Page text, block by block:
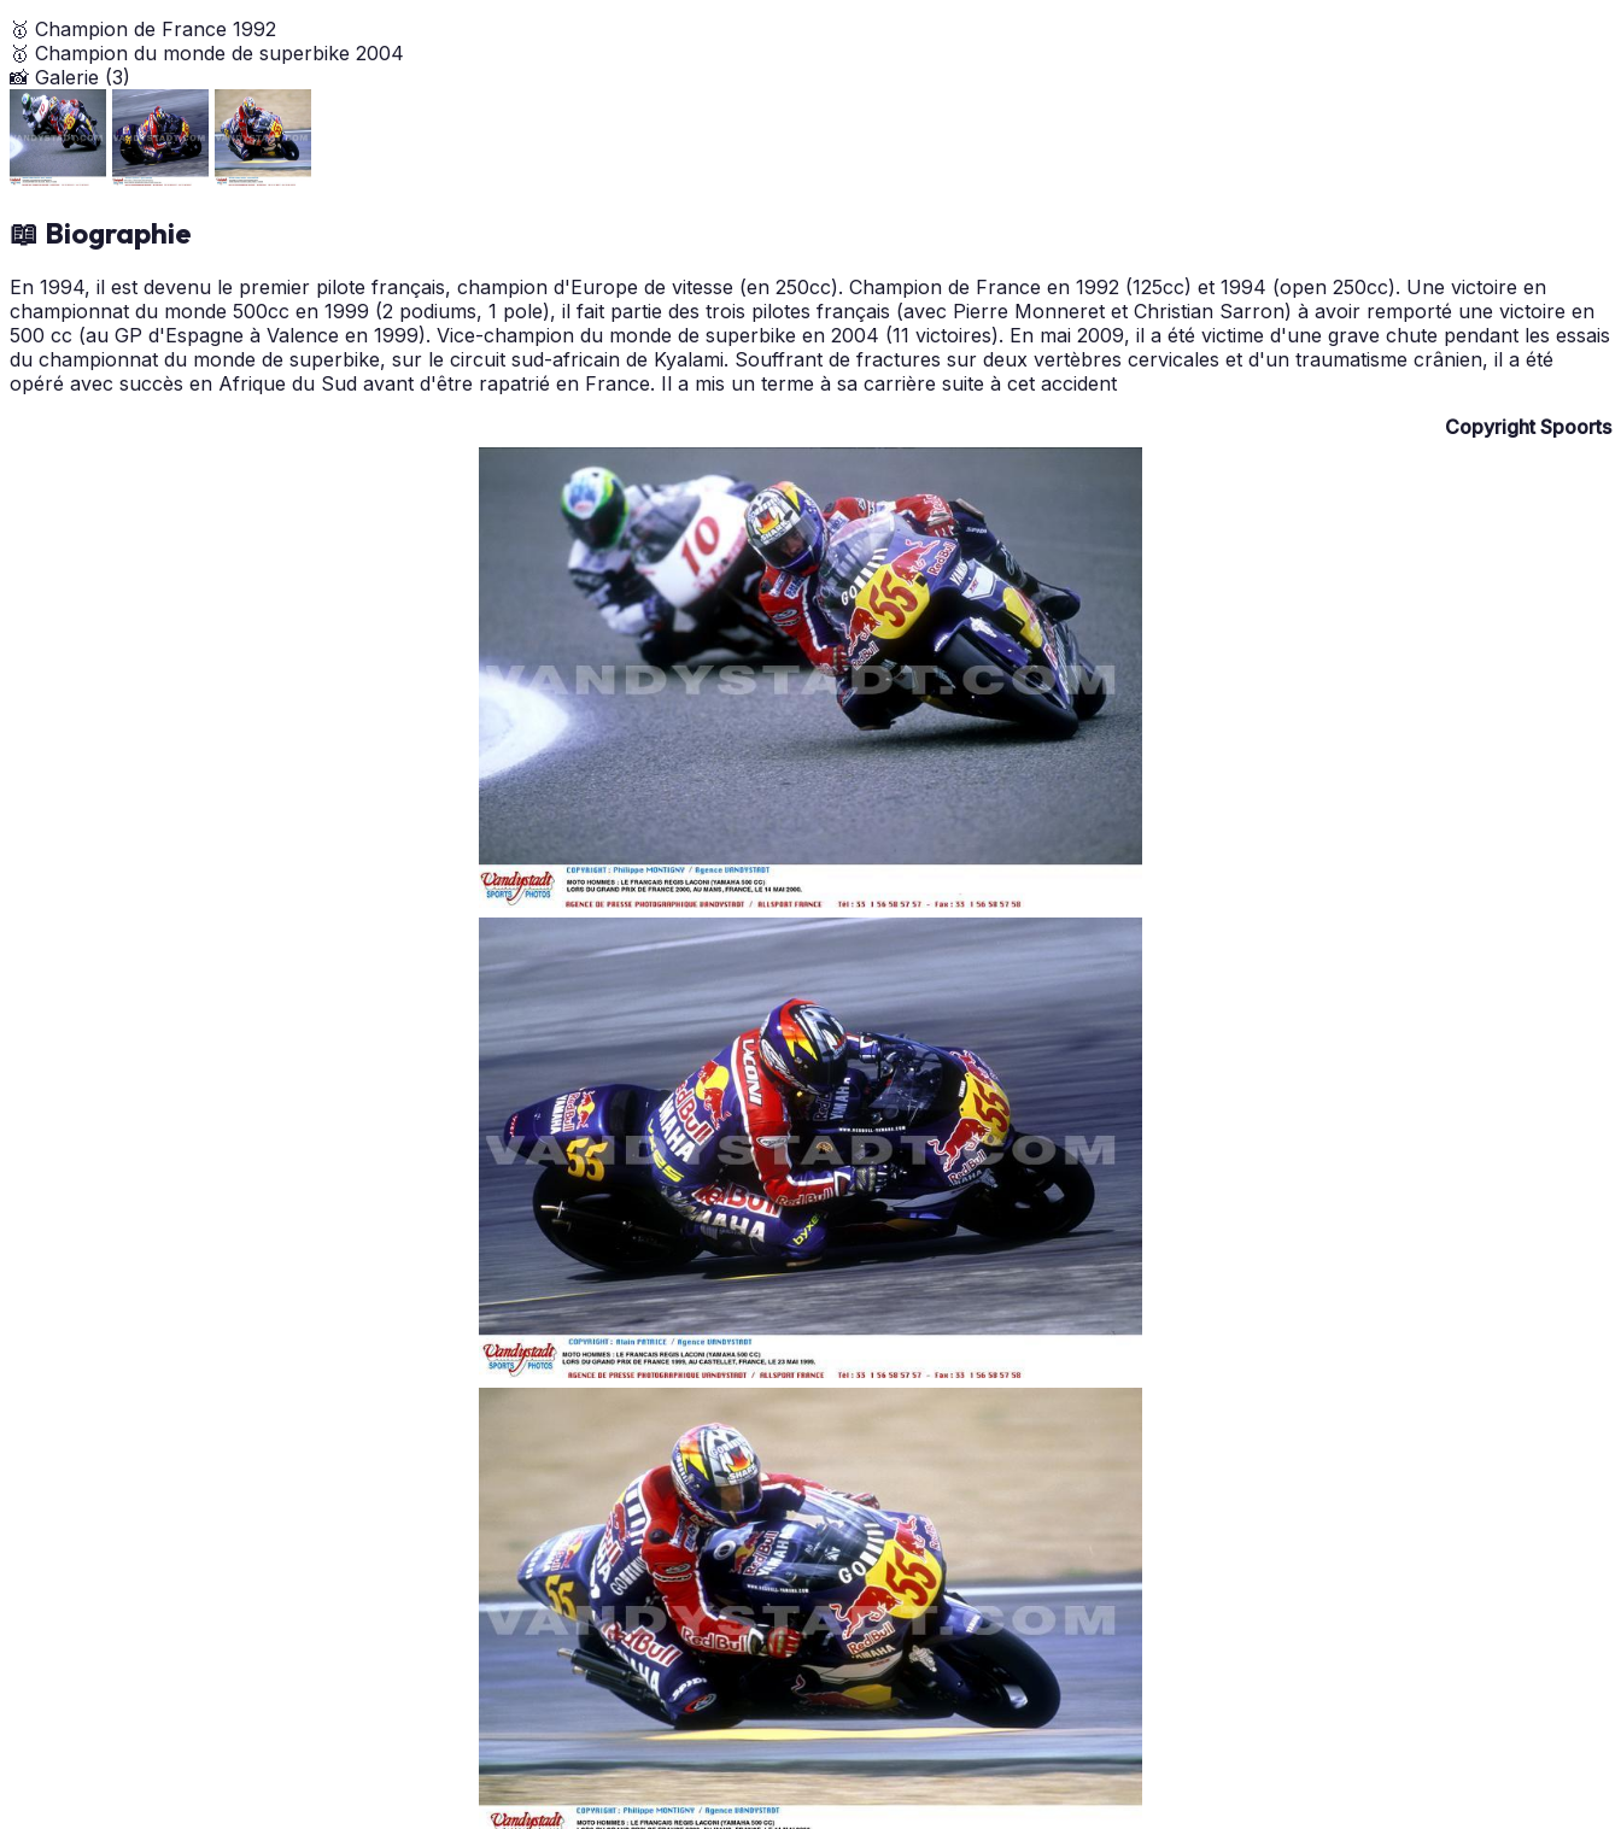
🥇 Champion de France 1992
🥇 Champion du monde de superbike 2004
📸 Galerie (3)
📖 Biographie
En 1994, il est devenu le premier pilote français, champion d'Europe de vitesse (en 250cc). Champion de France en 1992 (125cc) et 1994 (open 250cc). Une victoire en
championnat du monde 500cc en 1999 (2 podiums, 1 pole), il fait partie des trois pilotes français (avec Pierre Monneret et Christian Sarron) à avoir remporté une victoire en
500 cc (au GP d'Espagne à Valence en 1999). Vice-champion du monde de superbike en 2004 (11 victoires). En mai 2009, il a été victime d'une grave chute pendant les essais
du championnat du monde de superbike, sur le circuit sud-africain de Kyalami. Souffrant de fractures sur deux vertèbres cervicales et d'un traumatisme crânien, il a été
opéré avec succès en Afrique du Sud avant d'être rapatrié en France. Il a mis un terme à sa carrière suite à cet accident
Copyright Spoorts